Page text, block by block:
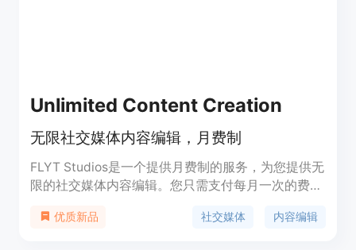
Unlimited Content Creation
无限社交媒体内容编辑，月费制
FLYT Studios是一个提供月费制的服务，为您提供无
限的社交媒体内容编辑。您只需支付每月一次的费
质量的内容编辑服务。
优质新品 社交媒体 内容编辑